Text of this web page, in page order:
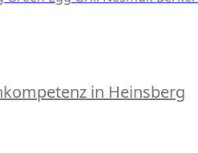
in Heinsberg